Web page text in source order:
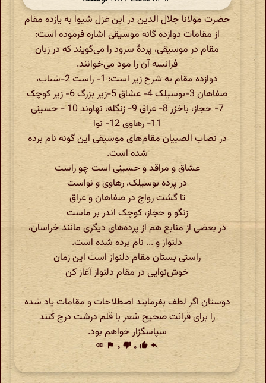
حضرت مولانا جلال الدین در این غزل شیوا به یازده مقام
از مقامات دوازده گانه موسیقی اشاره فرموده است:
مقام در موسیقی، پردهٔ سرود را می‌گویند که در زبان
فرانسه آن را مود می‌خوانند.
دوازده مقام به شرح زیر است: 1- راست 2-شباب،
صفاهان 3-بوسیلک 4- عشاق 5-زیر بزرگ 6- زیر کوچک
7- حجاز، باخزر 8- عراق 9- زنگله، نهاوند 10 - حسینی
11- رهاوی 12- نوا
در نصاب الصبیان مقام‌های موسیقی این گونه نام برده
شده است.
عشاق و مراقد و حسینی است چو راست
در پرده بوسیلک، رهاوی و نواست
تا گشت رواج در صفاهان و عراق
زنگو و حجاز، کوچک اندر بر ماست
در بعضی از منابع هم از پرده‌های دیگری مانند خراسان،
دلنواز و ... نام برده شده است.
راستی بستان مقام دلنواز است این زمان
خوش‌نوایی در مقام دلنواز آغاز کن
دوستان اگر لطف بفرمایند اصطلاحات و مقامات یاد شده
را برای قرائت صحیح شعر با قلم درشت درج کنند
سپاسگزار خواهم بود.
reply
thumb_up ۰ thumb_down ۰ flag
link